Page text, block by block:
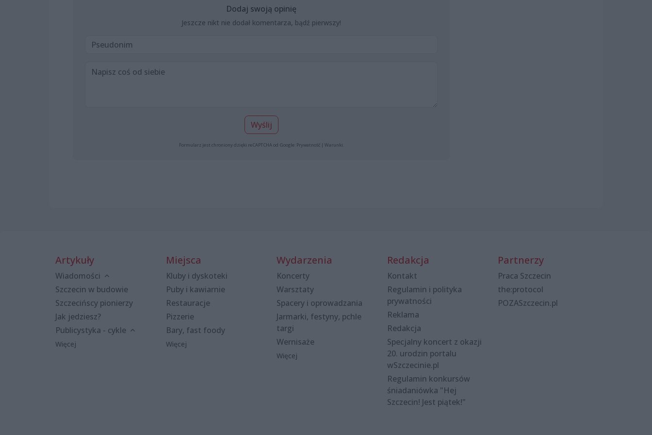
Dodaj swoją opinię
Jeszcze nikt nie dodał komentarza, bądź pierwszy!
Wyślij
Formularz jest chroniony dzięki reCAPTCHA od Google: Prywatność| Warunki
Artykuły
Wiadomości
Szczecin w budowie
Szczecińscy pionierzy
Jak jedziesz?
Publicystyka - cykle
Więcej
Miejsca
Kluby i dyskoteki
Puby i kawiarnie
Restauracje
Pizzerie
Bary, fast foody
Więcej
Wydarzenia
Koncerty
Warsztaty
Spacery i oprowadzania
Jarmarki, festyny, pchle
targi
Wernisaże
Więcej
Redakcja
Kontakt
Regulamin i polityka
prywatności
Reklama
Redakcja
Specjalny koncert z okazji
20. urodzin portalu
wSzczecinie.pl
Regulamin konkursów
śniadaniówka "Hej
Szczecin! Jest piątek!"
Partnerzy
Praca Szczecin
the:protocol
POZASzczecin.pl